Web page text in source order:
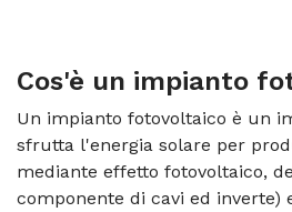
Cos'è un impianto
Un impianto fotovoltaico è un
sfrutta l'energia solare per
mediante effetto fotovoltaico,
componente di cavi ed inverte)